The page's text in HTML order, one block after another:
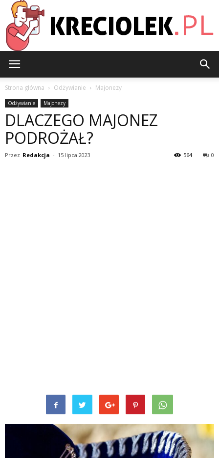
Strona główna Odżywianie Majonezy
Odżywianie Majonezy
DLACZEGO MAJONEZ
PODROŻAŁ?
Przez Redakcja - 15 lipca 2023 0
564